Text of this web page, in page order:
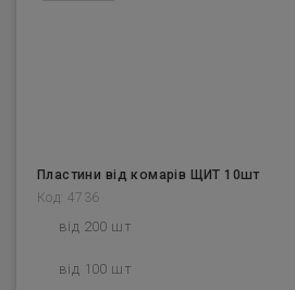
Пластини від комарів ЩИТ 10шт
Код: 4736
від 200 шт
від 100 шт